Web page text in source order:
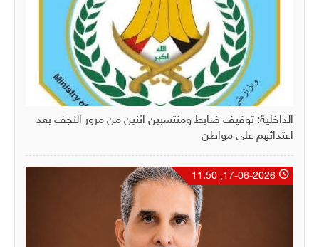
الداخلية: توقيف ضابط ومنتسبين اثنين من مرور النجف بعد
اعتدائهم على مواطن